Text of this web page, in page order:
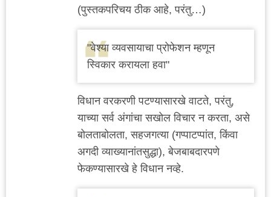
(पुस्तकपरिचय ठीक आहे, परंतु…)
"वेश्या व्यवसायाचा प्रोफेशन म्हणून
स्विकार करायला हवा"
विधान वरकरणी पटण्यासारखे वाटते, परंतु,
याच्या सर्व अंगांचा सखोल विचार न करता, असे
बोलताबोलता, सहजगत्या (गप्पाटप्पांत, किंवा
अगदी व्याख्यानांतसुद्धा), बेजबाबदारपणे
फेकण्यासारखे हे विधान नव्हे.